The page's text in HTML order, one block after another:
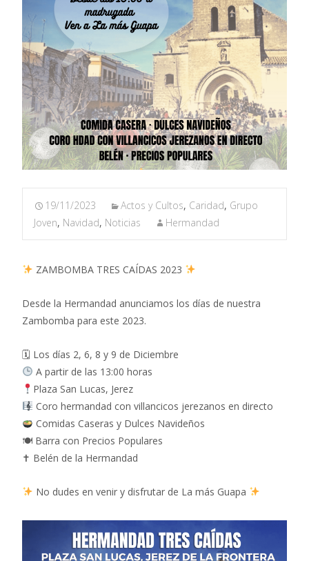
19/11/2023 Actos y Cultos, Caridad, Grupo
Joven, Navidad, Noticias Hermandad
ZAMBOMBA TRES CAÍDAS 2023
Desde la Hermandad anunciamos los días de nuestra
Zambomba para este 2023.
🗓 Los días 2, 6, 8 y 9 de Diciembre
A partir de las 13:00 horas
Plaza San Lucas, Jerez
Coro hermandad con villancicos jerezanos en directo
Comidas Caseras y Dulces Navideños
🍽 Barra con Precios Populares
✝ Belén de la Hermandad
No dudes en venir y disfrutar de La más Guapa